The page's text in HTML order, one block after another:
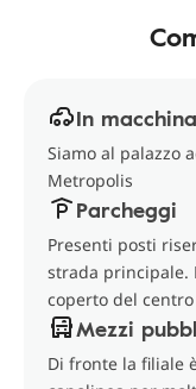
In macchina
Siamo al palazzo
Metropolis
Parcheggi
Presenti posti
strada principale.
coperto del
Mezzi
Di fronte la filiale